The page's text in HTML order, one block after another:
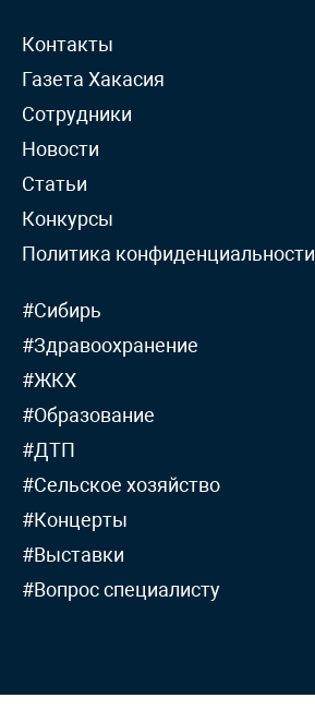
Контакты
Газета Хакасия
Сотрудники
Новости
Статьи
Конкурсы
Политика конфиденциальности
#Сибирь
#Здравоохранение
#ЖКХ
#Образование
#ДТП
#Сельское хозяйство
#Концерты
#Выставки
#Вопрос специалисту